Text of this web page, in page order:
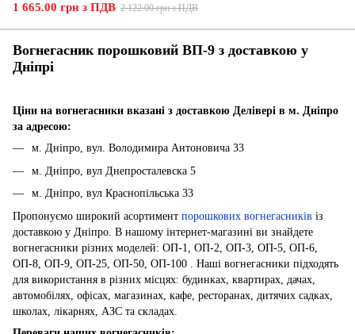
1 665.00 грн з ПДВ 2 122.00 грн з ПДВ
Вогнегасник порошковий ВП-9 з доставкою у
Дніпрі
Ціни на вогнегасники вказані з доставкою Делівері в м. Дніпро
за адресою:
м. Дніпро, вул. Володимира Антоновича 33
м. Дніпро, вул Днепросталевска 5
м. Дніпро, вул Краснопільська 33
Пропонуємо широкий асортимент порошкових вогнегасників із
доставкою у Дніпро. В нашому інтернет-магазині ви знайдете
вогнегасники різних моделей: ОП-1, ОП-2, ОП-3, ОП-5, ОП-6,
ОП-8, ОП-9, ОП-25, ОП-50, ОП-100 . Наші вогнегасники підходять
для використання в різних місцях: будинках, квартирах, дачах,
автомобілях, офісах, магазинах, кафе, ресторанах, дитячих садках,
школах, лікарнях, АЗС та складах.